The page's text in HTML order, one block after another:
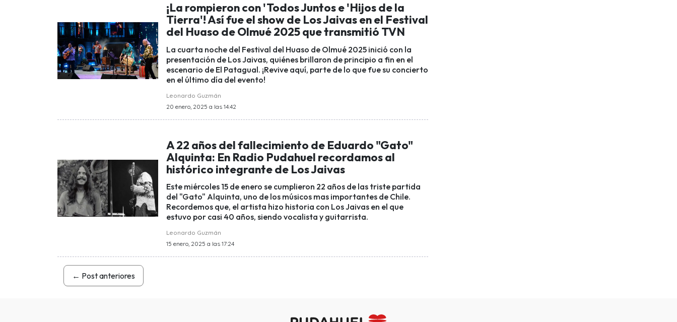
¡La rompieron con 'Todos Juntos e 'Hijos de la
Tierra'! Así fue el show de Los Jaivas en el Festival
del Huaso de Olmué 2025 que transmitió TVN
La cuarta noche del Festival del Huaso de Olmué 2025 inició con la
presentación de Los Jaivas, quiénes brillaron de principio a fin en el
escenario de El Patagual. ¡Revive aquí, parte de lo que fue su concierto
en el último día del evento!
Leonardo Guzmán
20 enero, 2025 a las 14:42
A 22 años del fallecimiento de Eduardo "Gato"
Alquinta: En Radio Pudahuel recordamos al
histórico integrante de Los Jaivas
Este miércoles 15 de enero se cumplieron 22 años de las triste partida
del "Gato" Alquinta, uno de los músicos mas importantes de Chile.
Recordemos que, el artista hizo historia con Los Jaivas en el que
estuvo por casi 40 años, siendo vocalista y guitarrista.
Leonardo Guzmán
15 enero, 2025 a las 17:24
← Post anteriores